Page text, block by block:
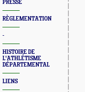
PRESSE
RÈGLEMENTATION
-
HISTOIRE DE
L'ATHLÉTISME
DÉPARTEMENTAL
LIENS